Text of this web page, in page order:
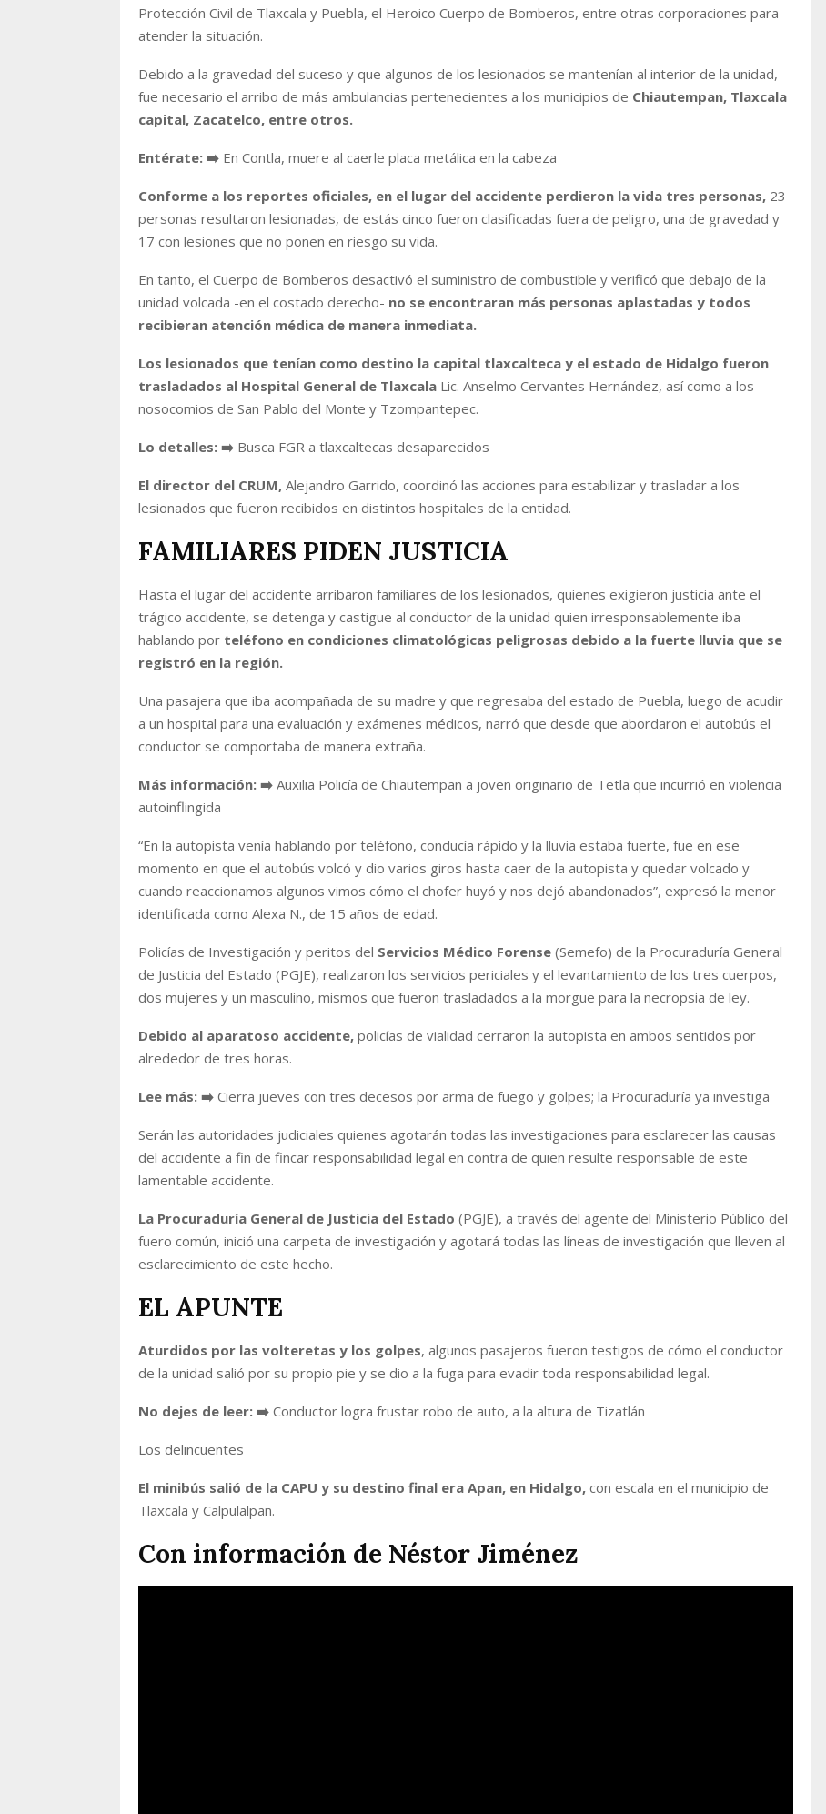
Protección Civil de Tlaxcala y Puebla, el Heroico Cuerpo de Bomberos, entre otras corporaciones para
atender la situación.
Debido a la gravedad del suceso y que algunos de los lesionados se mantenían al interior de la unidad,
fue necesario el arribo de más ambulancias pertenecientes a los municipios de Chiautempan, Tlaxcala
capital, Zacatelco, entre otros.
Entérate: ➡️ En Contla, muere al caerle placa metálica en la cabeza
Conforme a los reportes oficiales, en el lugar del accidente perdieron la vida tres personas, 23
personas resultaron lesionadas, de estás cinco fueron clasificadas fuera de peligro, una de gravedad y
17 con lesiones que no ponen en riesgo su vida.
En tanto, el Cuerpo de Bomberos desactivó el suministro de combustible y verificó que debajo de la
unidad volcada -en el costado derecho- no se encontraran más personas aplastadas y todos
recibieran atención médica de manera inmediata.
Los lesionados que tenían como destino la capital tlaxcalteca y el estado de Hidalgo fueron
trasladados al Hospital General de Tlaxcala Lic. Anselmo Cervantes Hernández, así como a los
nosocomios de San Pablo del Monte y Tzompantepec.
Lo detalles: ➡️ Busca FGR a tlaxcaltecas desaparecidos
El director del CRUM, Alejandro Garrido, coordinó las acciones para estabilizar y trasladar a los
lesionados que fueron recibidos en distintos hospitales de la entidad.
FAMILIARES PIDEN JUSTICIA
Hasta el lugar del accidente arribaron familiares de los lesionados, quienes exigieron justicia ante el
trágico accidente, se detenga y castigue al conductor de la unidad quien irresponsablemente iba
hablando por teléfono en condiciones climatológicas peligrosas debido a la fuerte lluvia que se
registró en la región.
Una pasajera que iba acompañada de su madre y que regresaba del estado de Puebla, luego de acudir
a un hospital para una evaluación y exámenes médicos, narró que desde que abordaron el autobús el
conductor se comportaba de manera extraña.
Más información: ➡️ Auxilia Policía de Chiautempan a joven originario de Tetla que incurrió en violencia
autoinflingida
“En la autopista venía hablando por teléfono, conducía rápido y la lluvia estaba fuerte, fue en ese
momento en que el autobús volcó y dio varios giros hasta caer de la autopista y quedar volcado y
cuando reaccionamos algunos vimos cómo el chofer huyó y nos dejó abandonados”, expresó la menor
identificada como Alexa N., de 15 años de edad.
Policías de Investigación y peritos del Servicios Médico Forense (Semefo) de la Procuraduría General
de Justicia del Estado (PGJE), realizaron los servicios periciales y el levantamiento de los tres cuerpos,
dos mujeres y un masculino, mismos que fueron trasladados a la morgue para la necropsia de ley.
Debido al aparatoso accidente, policías de vialidad cerraron la autopista en ambos sentidos por
alrededor de tres horas.
Lee más: ➡️ Cierra jueves con tres decesos por arma de fuego y golpes; la Procuraduría ya investiga
Serán las autoridades judiciales quienes agotarán todas las investigaciones para esclarecer las causas
del accidente a fin de fincar responsabilidad legal en contra de quien resulte responsable de este
lamentable accidente.
La Procuraduría General de Justicia del Estado (PGJE), a través del agente del Ministerio Público del
fuero común, inició una carpeta de investigación y agotará todas las líneas de investigación que lleven al
esclarecimiento de este hecho.
EL APUNTE
Aturdidos por las volteretas y los golpes, algunos pasajeros fueron testigos de cómo el conductor
de la unidad salió por su propio pie y se dio a la fuga para evadir toda responsabilidad legal.
No dejes de leer: ➡️ Conductor logra frustar robo de auto, a la altura de Tizatlán
Los delincuentes
El minibús salió de la CAPU y su destino final era Apan, en Hidalgo, con escala en el municipio de
Tlaxcala y Calpulalpan.
Con información de Néstor Jiménez